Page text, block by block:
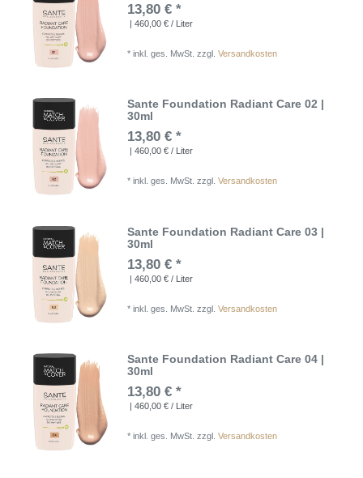
13,80 € *
| 460,00 € / Liter
*inkl. ges. MwSt. zzgl.Versandkosten
Sante Foundation Radiant Care 02 |
30ml
13,80 € *
| 460,00 € / Liter
*inkl. ges. MwSt. zzgl.Versandkosten
Sante Foundation Radiant Care 03 |
30ml
13,80 € *
| 460,00 € / Liter
*inkl. ges. MwSt. zzgl.Versandkosten
Sante Foundation Radiant Care 04 |
30ml
13,80 € *
| 460,00 € / Liter
*inkl. ges. MwSt. zzgl.Versandkosten